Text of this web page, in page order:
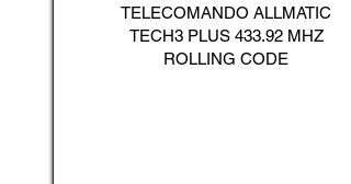
TELECOMANDO ALLMATIC
TECH3 PLUS 433.92 MHZ
ROLLING CODE